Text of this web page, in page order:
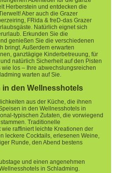
Herberstein und entdecken die
Aber auch die Grazer
FRida & freD-das Grazer
Natürlich eignet sich
Erkunden Sie die
genießen Sie die verschiedenen
bringt. Außerdem erwarten
ganztägige Kinderbetreuung, für
natürlich Sicherheit auf den Pisten
los – Ihre abwechslungsreichen
warten auf Sie.
den Wellnesshotels
aus der Küche, die ihnen
in den Wellnesshotels in
typischen Zutaten, die vorwiegend
Traditionelle
raffiniert leichte Kreationen der
leckere Cocktails, erlesenen Weine,
Runde, den Abend bestens
und einen angenehmen
in Schladming.